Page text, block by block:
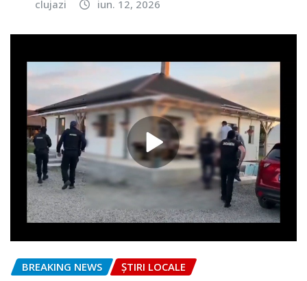
clujazi iun. 12, 2026
BREAKING NEWS ȘTIRI LOCALE